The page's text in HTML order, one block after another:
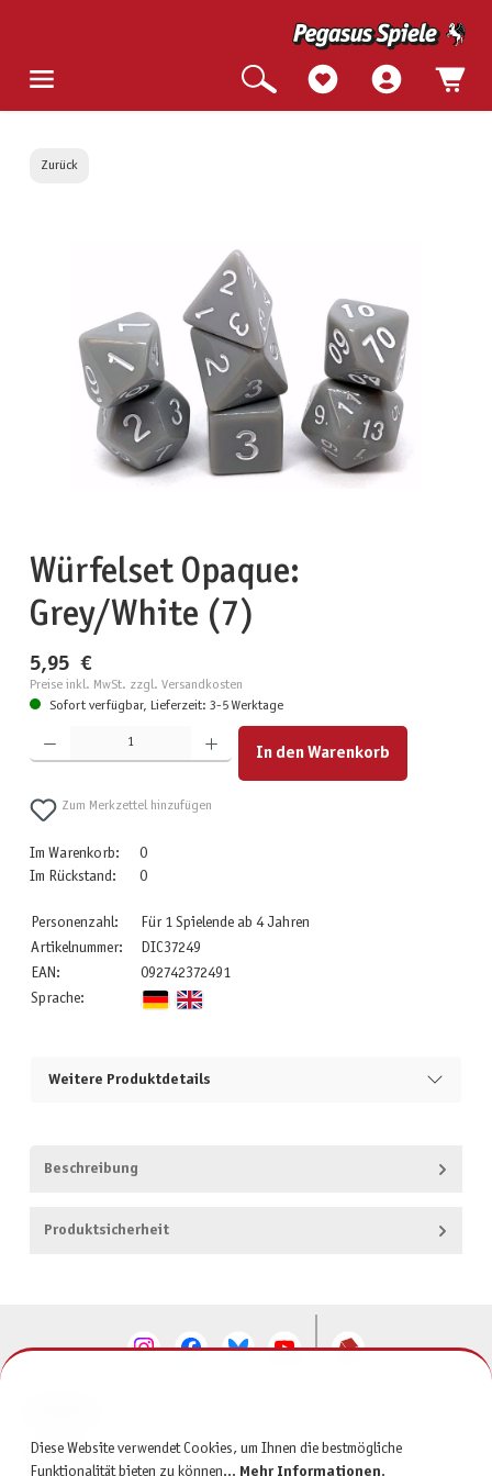
Zurück
Würfelset Opaque:
Grey/White (7)
5,95 €
Preise inkl. MwSt. zzgl. Versandkosten
Sofort verfügbar, Lieferzeit: 3-5 Werktage
Produkt Anzahl: Gib den gewünschten Wert ein oder benutze die Schaltflächen um die Anzahl zu
In den Warenkorb
Zum Merkzettel hinzufügen
Im Warenkorb:
0
Im Rückstand:
0
Personenzahl:
Für 1 Spielende ab 4 Jahren
Artikelnummer:
DIC37249
EAN:
092742372491
Sprache:
Weitere Produktdetails
Beschreibung
Produktsicherheit
SERVICE
Diese Website verwendet Cookies, um Ihnen die bestmögliche
Funktionalität bieten zu können... Mehr Informationen.